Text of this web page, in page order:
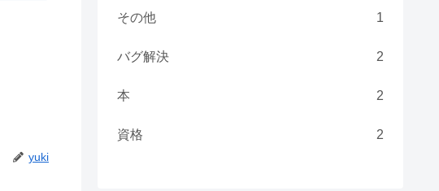
yuki
その他 1
バグ解決 2
本 2
資格 2